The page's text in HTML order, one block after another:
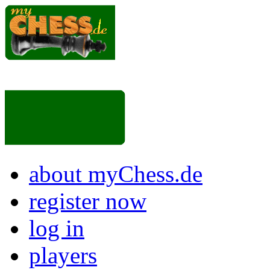
about myChess.de
register now
log in
players